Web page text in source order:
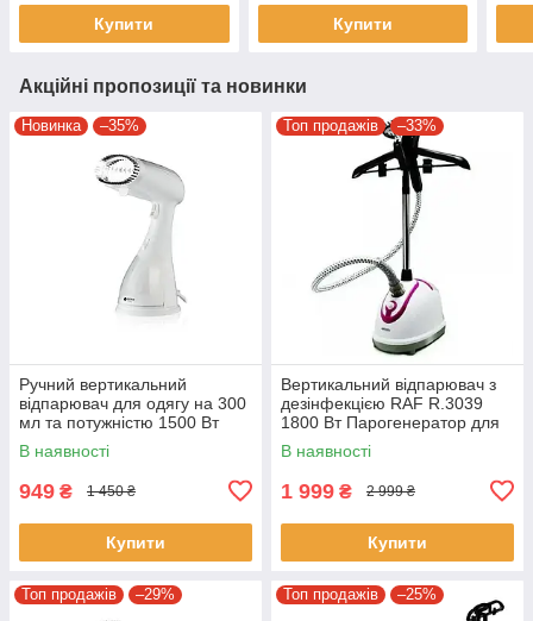
Купити Купити
Акційні пропозиції та новинки
Новинка –35%
Ручний вертикальний
відпарювач для одягу на 300
мл та потужністю 1500 Вт
BITEK BT-1214 Білий
В наявності
949 ₴ 1 450 ₴
Купити
Топ продажів –33%
Вертикальний відпарювач з
дезінфекцією RAF R.3039
1800 Вт Парогенератор для
одягу
В наявності
1 999 ₴ 2 999 ₴
Купити
Топ продажів –29% Топ продажів –25%